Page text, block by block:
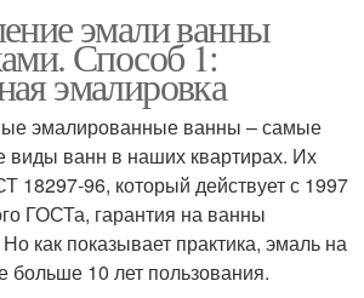
эмали ванны
Способ 1:
эмалировка
эмалированные ванны – самые
виды ванн в наших квартирах. Их
18297-96, который действует с 1997
ГОСТа, гарантия на ванны
как показывает практика, эмаль на
больше 10 лет пользования.